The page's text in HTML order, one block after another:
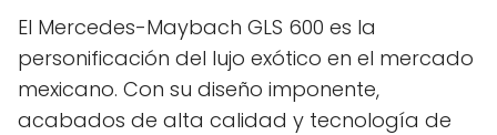
El Mercedes-Maybach GLS 600 es la
personificación del lujo exótico en el mercado
mexicano. Con su diseño imponente,
acabados de alta calidad y tecnología de